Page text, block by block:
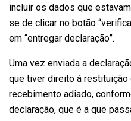
incluir os dados que
se de clicar no botão
em “entregar declaração”.
Uma vez enviada a
que tiver direito à
recebimento adiado,
declaração, que é a que